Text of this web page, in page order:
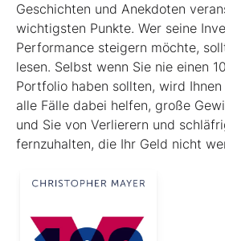
Geschichten und Anekdoten
wichtigsten Punkte. Wer seine
Performance steigern möchte,
lesen. Selbst wenn Sie nie einen
Portfolio haben sollten, wird
alle Fälle dabei helfen, große
und Sie von Verlierern und
fernzuhalten, die Ihr Geld nicht